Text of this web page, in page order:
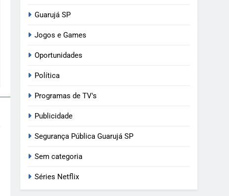
Guarujá SP
Jogos e Games
Oportunidades
Política
Programas de TV's
Publicidade
Segurança Pública Guarujá SP
Sem categoria
Séries Netflix